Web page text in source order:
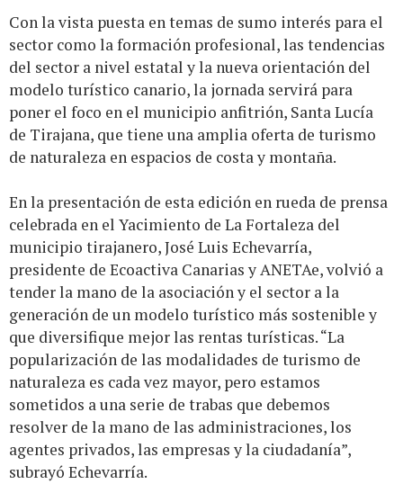
Con la vista puesta en temas de sumo interés para el
sector como la formación profesional, las tendencias
del sector a nivel estatal y la nueva orientación del
modelo turístico canario, la jornada servirá para
poner el foco en el municipio anfitrión, Santa Lucía
de Tirajana, que tiene una amplia oferta de turismo
de naturaleza en espacios de costa y montaña.
En la presentación de esta edición en rueda de prensa
celebrada en el Yacimiento de La Fortaleza del
municipio tirajanero, José Luis Echevarría,
presidente de Ecoactiva Canarias y ANETAe, volvió a
tender la mano de la asociación y el sector a la
generación de un modelo turístico más sostenible y
que diversifique mejor las rentas turísticas. “La
popularización de las modalidades de turismo de
naturaleza es cada vez mayor, pero estamos
sometidos a una serie de trabas que debemos
resolver de la mano de las administraciones, los
agentes privados, las empresas y la ciudadanía”,
subrayó Echevarría.